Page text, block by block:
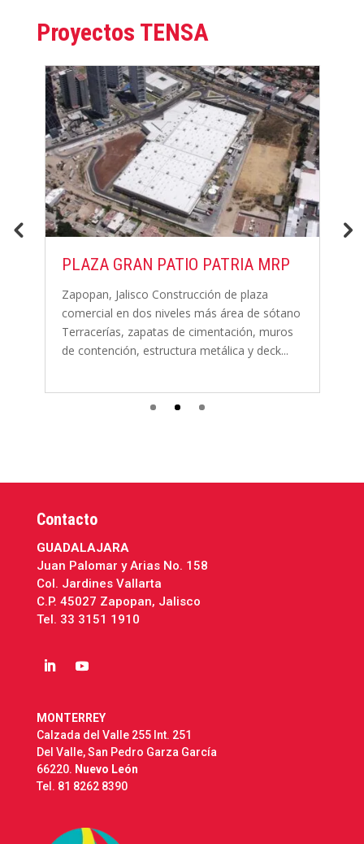
Proyectos TENSA
PLAZA GRAN PATIO PATRIA MRP
Zapopan, Jalisco Construcción de plaza
comercial en dos niveles más área de sótano
Terracerías, zapatas de cimentación, muros
de contención, estructura metálica y deck...
Contacto
GUADALAJARA
Juan Palomar y Arias No. 158
Col. Jardines Vallarta
C.P. 45027 Zapopan, Jalisco
Tel. 33 3151 1910
MONTERREY
Calzada del Valle 255 Int. 251
Del Valle, San Pedro Garza García
66220. Nuevo León
Tel. 81 8262 8390